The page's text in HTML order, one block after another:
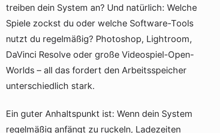
treiben dein System an? Und natürlich: Welche
Spiele zockst du oder welche Software-Tools
nutzt du regelmäßig? Photoshop, Lightroom,
DaVinci Resolve oder große Videospiel-Open-
Worlds – all das fordert den Arbeitsspeicher
unterschiedlich stark.
Ein guter Anhaltspunkt ist: Wenn dein System
regelmäßig anfängt zu ruckeln, Ladezeiten